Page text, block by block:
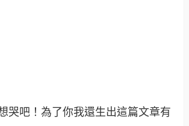
哭吧！為了你我還生出這篇文章有